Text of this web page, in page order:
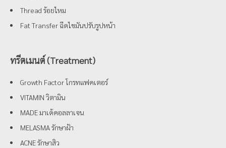
Thread ร้อยไหม
Fat Transfer ฉีดไขมันปรับรูปหน้า
ทรีตเมนต์ (Treatment)
Growth Factor โกรทแฟคเตอร์
VITAMIN วิตามิน
MADE มาเด้คอลลาเจน
MELASMA รักษาฝ้า
ACNE รักษาสิว